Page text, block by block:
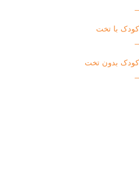
کودک با تخت
کودک بدون تخت